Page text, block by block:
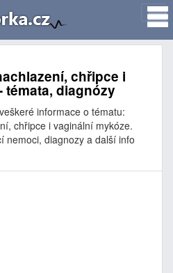
chřipce i
diagnózy
informace o tématu:
chřipce i vaginální mykóze.
nemoci, diagnozy a další info